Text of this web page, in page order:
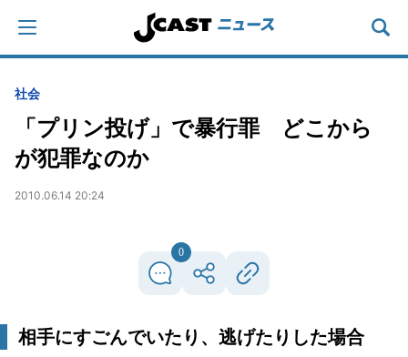
社会
「プリン投げ」で暴行罪 どこから
が犯罪なのか
2010.06.14 20:24
0
相手にすごんでいたり、逃げたりした場合